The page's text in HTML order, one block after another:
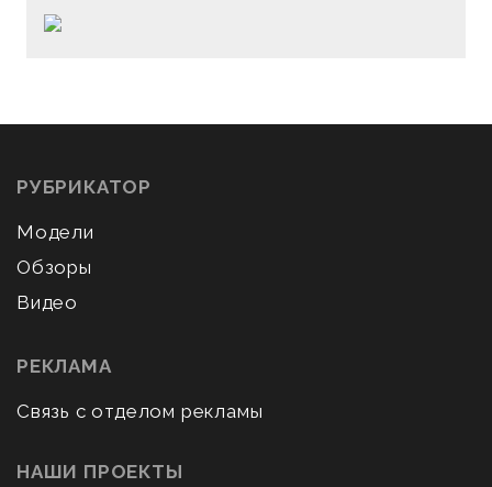
РУБРИКАТОР
Модели
Обзоры
Видео
РЕКЛАМА
Связь с отделом рекламы
НАШИ ПРОЕКТЫ